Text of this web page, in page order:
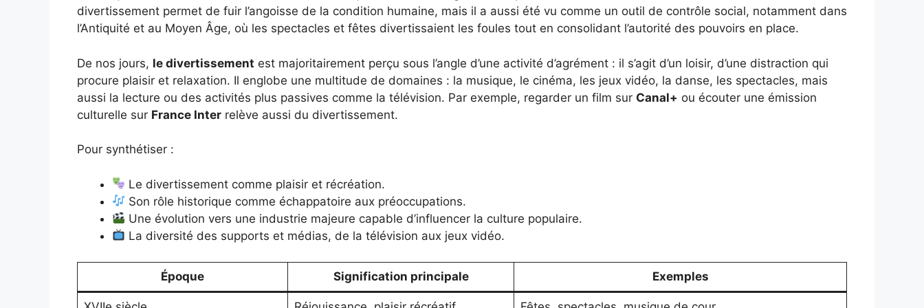
divertissement permet de fuir l’angoisse de la condition humaine, mais il a aussi été vu comme un outil de contrôle social, notamment dans
l’Antiquité et au Moyen Âge, où les spectacles et fêtes divertissaient les foules tout en consolidant l’autorité des pouvoirs en place.
De nos jours, le divertissement est majoritairement perçu sous l’angle d’une activité d’agrément : il s’agit d’un loisir, d’une distraction qui
procure plaisir et relaxation. Il englobe une multitude de domaines : la musique, le cinéma, les jeux vidéo, la danse, les spectacles, mais
aussi la lecture ou des activités plus passives comme la télévision. Par exemple, regarder un film sur Canal+ ou écouter une émission
culturelle sur France Inter relève aussi du divertissement.
Pour synthétiser :
Le divertissement comme plaisir et récréation.
Son rôle historique comme échappatoire aux préoccupations.
Une évolution vers une industrie majeure capable d’influencer la culture populaire.
La diversité des supports et médias, de la télévision aux jeux vidéo.
Époque Signification principale Exemples